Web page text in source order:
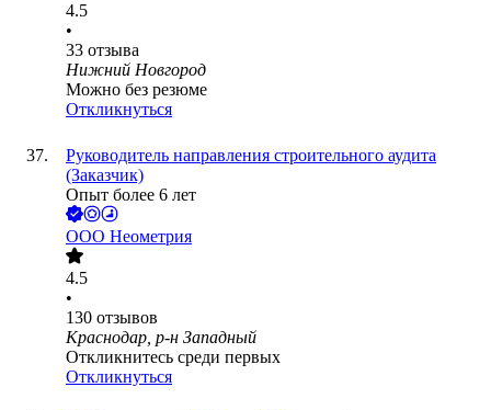
4.5
•
33 отзыва
Нижний Новгород
Можно без резюме
Откликнуться
Руководитель направления строительного аудита
(Заказчик)
Опыт более 6 лет
ООО Неометрия
4.5
•
130 отзывов
Краснодар, р-н Западный
Откликнитесь среди первых
Откликнуться